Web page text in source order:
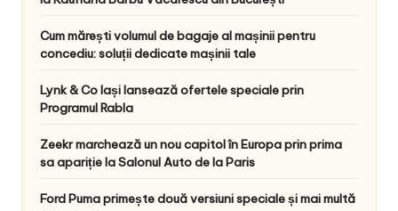
Cum mărești volumul de bagaje al mașinii pentru
concediu: soluții dedicate mașinii tale
Lynk & Co Iași lansează ofertele speciale prin
Programul Rabla
Zeekr marchează un nou capitol în Europa prin prima
sa apariție la Salonul Auto de la Paris
Ford Puma primește două versiuni speciale și mai multă